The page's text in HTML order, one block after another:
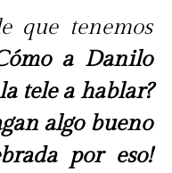
que tenemos
a Danilo
tele a hablar?
algo bueno
por eso!